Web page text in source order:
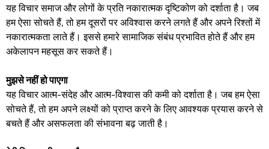
यह विचार समाज और लोगों के प्रति नकारात्मक दृष्टिकोण को दर्शाता है। जब
हम ऐसा सोचते हैं, तो हम दूसरों पर अविश्वास करने लगते हैं और अपने रिश्तों में
नकारात्मकता लाते हैं। इससे हमारे सामाजिक संबंध प्रभावित होते हैं और हम
अकेलापन महसूस कर सकते हैं।
मुझसे नहीं हो पाएगा
यह विचार आत्म-संदेह और आत्म-विश्वास की कमी को दर्शाता है। जब हम ऐसा
सोचते हैं, तो हम अपने लक्ष्यों को प्राप्त करने के लिए आवश्यक प्रयास करने से
बचते हैं और असफलता की संभावना बढ़ जाती है।